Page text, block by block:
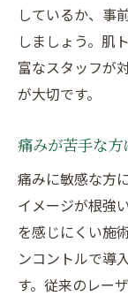
しているか、事
しましょう。肌
富なスタッフが
が大切です。
痛みが苦手な
痛みに敏感な方
イメージが根強
を感じにくい施
ンコントルで導
す。従来のレー